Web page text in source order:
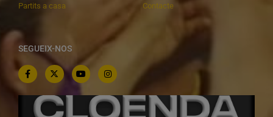
Partits a casa
Contacte
SEGUEIX-NOS